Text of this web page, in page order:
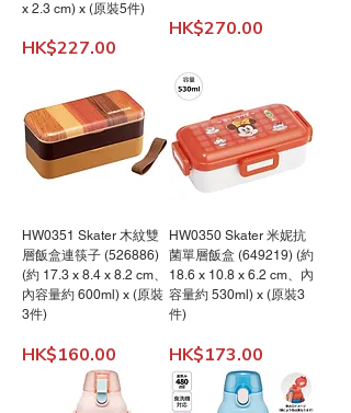
x 2.3 cm) x (原裝5件)
價格
HK$227.00
價格
HK$270.00
HW0351 Skater 木紋雙
層飯盒連筷子 (526886)
(約 17.3 x 8.4 x 8.2 cm、
內容量約 600ml) x (原裝
3件)
價格
HK$160.00
HW0350 Skater 米妮抗
菌單層飯盒 (649219) (約
18.6 x 10.8 x 6.2 cm、內
容量約 530ml) x (原裝3
件)
價格
HK$173.00